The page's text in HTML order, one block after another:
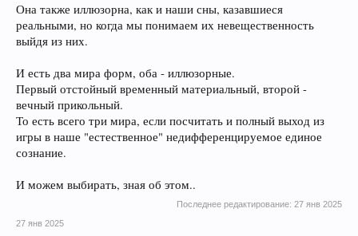
Она также иллюзорна, как и наши сны, казавшиеся
реальными, но когда мы понимаем их невещественность
выйдя из них.
И есть два мира форм, оба - иллюзорные.
Первый отстойный временный материальный, второй -
вечный прикольный.
То есть всего три мира, если посчитать и полный выход из
игры в наше "естественное" недифференцируемое единое
сознание.
И можем выбирать, зная об этом..
Последнее редактирование: 27 янв 2025
27 янв 2025